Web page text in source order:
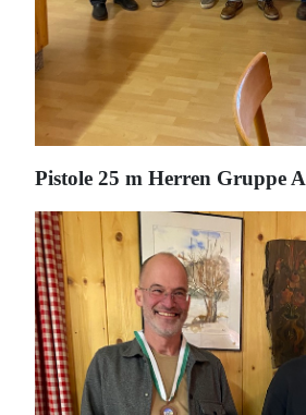
Pistole 25 m Herren Gruppe A